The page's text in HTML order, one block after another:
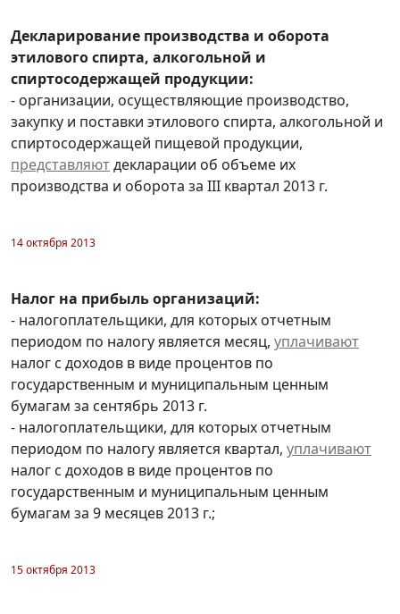
Декларирование производства и оборота
этилового спирта, алкогольной и
спиртосодержащей продукции:
- организации, осуществляющие производство,
закупку и поставки этилового спирта, алкогольной и
спиртосодержащей пищевой продукции,
представляютдекларации об объеме их
производства и оборота за III квартал 2013 г.
14 октября 2013
Налог на прибыль организаций:
- налогоплательщики, для которых отчетным
периодом по налогу является месяц, уплачивают
налог с доходов в виде процентов по
государственным и муниципальным ценным
бумагам за сентябрь 2013 г.
- налогоплательщики, для которых отчетным
периодом по налогу является квартал, уплачивают
налог с доходов в виде процентов по
государственным и муниципальным ценным
бумагам за 9 месяцев 2013 г.;
15 октября 2013